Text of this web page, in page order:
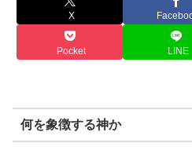
X
Pocket LINE
何を象徴する神か